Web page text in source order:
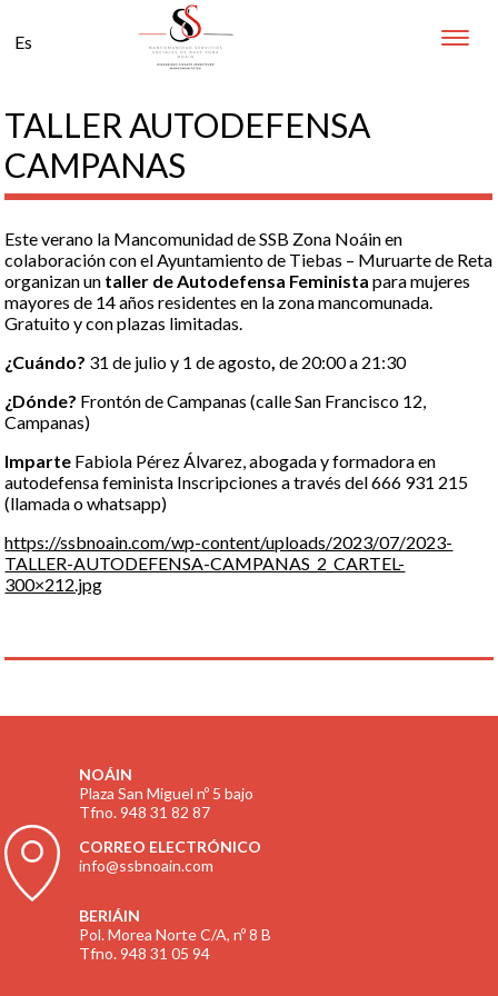
Es
Toggle
TALLER AUTODEFENSA
CAMPANAS
Este verano la Mancomunidad de SSB Zona Noáin en
colaboración con el Ayuntamiento de Tiebas – Muruarte de Reta
organizan un taller de Autodefensa Feminista para mujeres
mayores de 14 años residentes en la zona mancomunada.
Gratuito y con plazas limitadas.
¿Cuándo? 31 de julio y 1 de agosto ,de 20:00 a 21:30
¿Dónde? Frontón de Campanas (calle San Francisco 12,
Campanas)
Imparte Fabiola Pérez Álvarez, abogada y formadora en
autodefensa feminista Inscripciones a través del 666 931 215
(llamada o whatsapp)
https://ssbnoain.com/wp-content/uploads/2023/07/2023-
TALLER-AUTODEFENSA-CAMPANAS_2_CARTEL-
300×212.jpg
NOÁIN
Plaza San Miguel nº 5 bajo
Tfno. 948 31 82 87
CORREO ELECTRÓNICO
info@ssbnoain.com
BERIÁIN
Pol. Morea Norte C/A, nº 8 B
Tfno. 948 31 05 94